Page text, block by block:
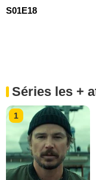
S01E18
Séries les +
1